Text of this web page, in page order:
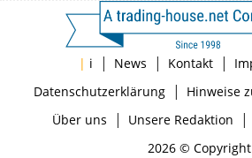
| i | News | Kontakt |
Datenschutzerklärung| Hinweise
Über uns | Unsere Redaktion |
2026 © Copyright